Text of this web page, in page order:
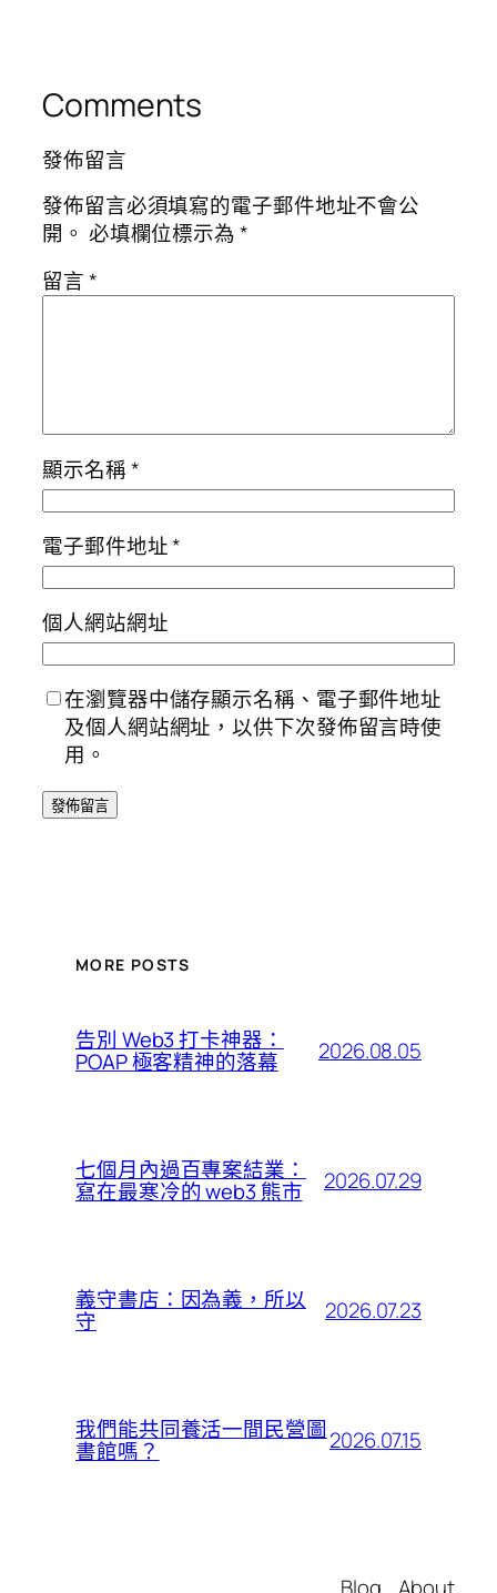
Comments
發佈留言
發佈留言必須填寫的電子郵件地址不會公
開。 必填欄位標示為*
留言*
顯示名稱*
電子郵件地址*
個人網站網址
在瀏覽器中儲存顯示名稱、電子郵件地址
及個人網站網址，以供下次發佈留言時使
用。
MORE POSTS
告別 Web3 打卡神器：
POAP 極客精神的落幕 2026.08.05
七個月內過百專案結業：
寫在最寒冷的 web3 熊市 2026.07.29
義守書店：因為義，所以
守 2026.07.23
我們能共同養活一間民營圖
書館嗎？ 2026.07.15